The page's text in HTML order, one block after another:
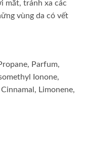
mắt, tránh xa các
vùng da có vết
Parfum,
Ionone,
Limonene,